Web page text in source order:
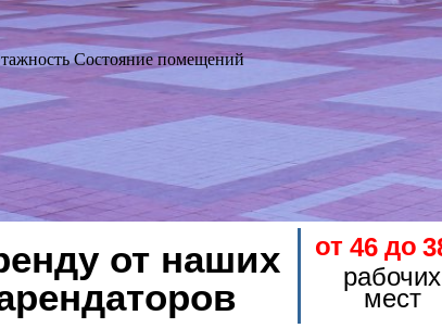
Состояние помещений
от наших
от 46 до
рабочих
мест